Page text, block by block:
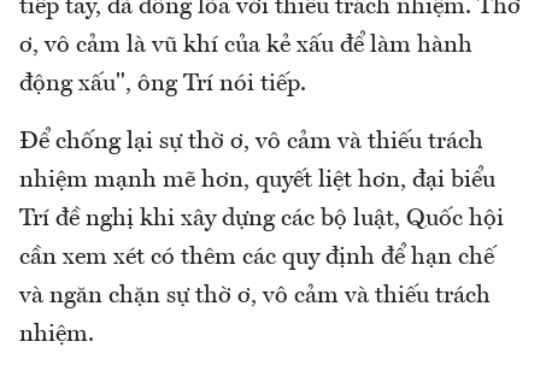
tiếp tay, đã đồng lõa với thiếu trách nhiệm. Thờ
ơ, vô cảm là vũ khí của kẻ xấu để làm hành
động xấu", ông Trí nói tiếp.
Để chống lại sự thờ ơ, vô cảm và thiếu trách
nhiệm mạnh mẽ hơn, quyết liệt hơn, đại biểu
Trí đề nghị khi xây dựng các bộ luật, Quốc hội
cần xem xét có thêm các quy định để hạn chế
và ngăn chặn sự thờ ơ, vô cảm và thiếu trách
nhiệm.